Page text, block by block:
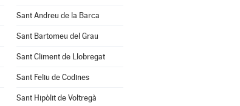
Sant Andreu de la Barca
Sant Bartomeu del Grau
Sant Climent de Llobregat
Sant Feliu de Codines
Sant Hipòlit de Voltregà